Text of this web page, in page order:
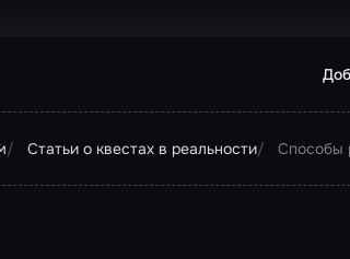
Статьи о квестах в реальности Способы